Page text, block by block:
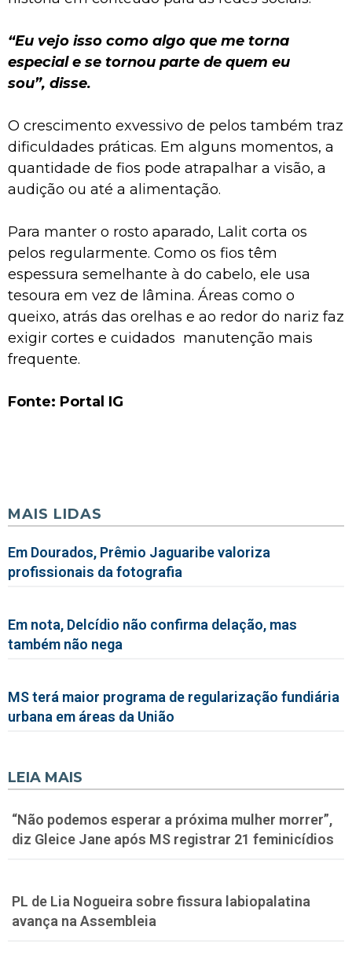
“Eu vejo isso como algo que me torna
especial e se tornou parte de quem eu
sou”, disse.
O crescimento exvessivo de pelos também traz
dificuldades práticas. Em alguns momentos, a
quantidade de fios pode atrapalhar a visão, a
audição ou até a alimentação.
Para manter o rosto aparado, Lalit corta os
pelos regularmente. Como os fios têm
espessura semelhante à do cabelo, ele usa
tesoura em vez de lâmina. Áreas como o
queixo, atrás das orelhas e ao redor do nariz faz
exigir cortes e cuidados manutenção mais
frequente.
Fonte: Portal IG
MAIS LIDAS
Em Dourados, Prêmio Jaguaribe valoriza
profissionais da fotografia
Em nota, Delcídio não confirma delação, mas
também não nega
MS terá maior programa de regularização fundiária
urbana em áreas da União
LEIA MAIS
“Não podemos esperar a próxima mulher morrer”,
diz Gleice Jane após MS registrar 21 feminicídios
PL de Lia Nogueira sobre fissura labiopalatina
avança na Assembleia